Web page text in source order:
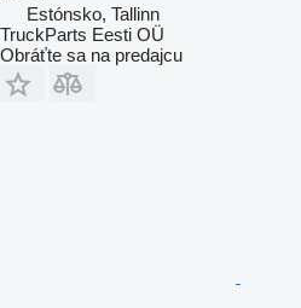
Estónsko, Tallinn
TruckParts Eesti OÜ
Obráťte sa na predajcu